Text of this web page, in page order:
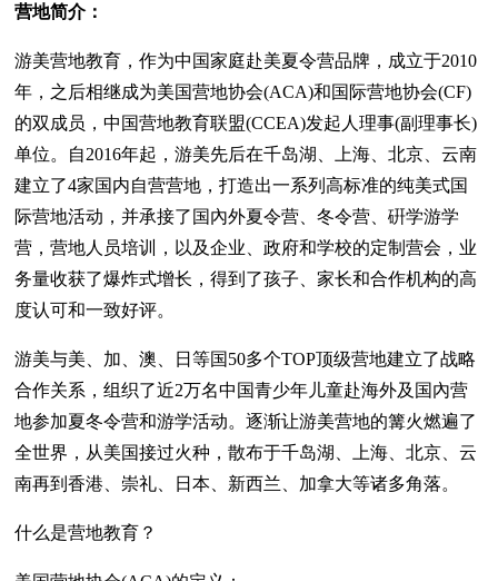
营地简介：
游美营地教育，作为中国家庭赴美夏令营品牌，成立于2010
年，之后相继成为美国营地协会(ACA)和国际营地协会(CF)
的双成员，中国营地教育联盟(CCEA)发起人理事(副理事长)
单位。自2016年起，游美先后在千岛湖、上海、北京、云南
建立了4家国内自营营地，打造出一系列高标准的纯美式国
际营地活动，并承接了国內外夏令营、冬令营、硏学游学
营，营地人员培训，以及企业、政府和学校的定制营会，业
务量收获了爆炸式增长，得到了孩子、家长和合作机构的高
度认可和一致好评。
游美与美、加、澳、日等国50多个TOP顶级营地建立了战略
合作关系，组织了近2万名中国青少年儿童赴海外及国內营
地参加夏冬令营和游学活动。逐渐让游美营地的篝火燃遍了
全世界，从美国接过火种，散布于千岛湖、上海、北京、云
南再到香港、崇礼、日本、新西兰、加拿大等诸多角落。
什么是营地教育？